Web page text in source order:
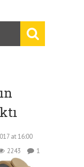
at 16:00
2243
1